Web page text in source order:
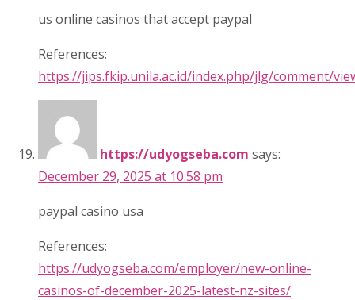
us online casinos that accept paypal
References:
https://jips.fkip.unila.ac.id/index.php/jlg/comment/
https://udyogseba.com says:
December 29, 2025 at 10:58 pm
paypal casino usa
References:
https://udyogseba.com/employer/new-online-
casinos-of-december-2025-latest-nz-sites/